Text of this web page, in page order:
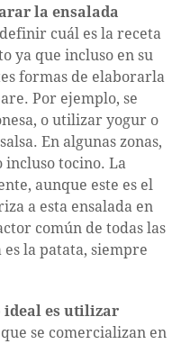
la ensalada
cuál es la receta
ya que incluso en su
formas de elaborarla
Por ejemplo, se
o utilizar yogur o
En algunas zonas,
incluso tocino. La
aunque este es el
a esta ensalada en
común de todas las
la patata, siempre
ideal es utilizar
que se comercializan en